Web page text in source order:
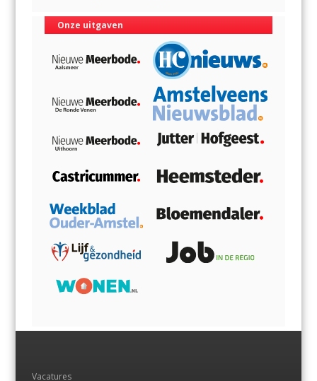
Onze uitgaven
Vacatures